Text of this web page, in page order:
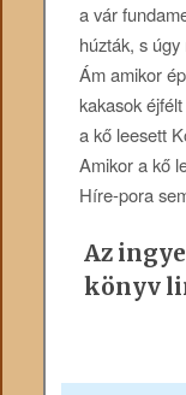
a vár
húzták, s
Ám amikor
kakasok
a kő leesett
Amikor a kő
Híre-pora
Az
könyv